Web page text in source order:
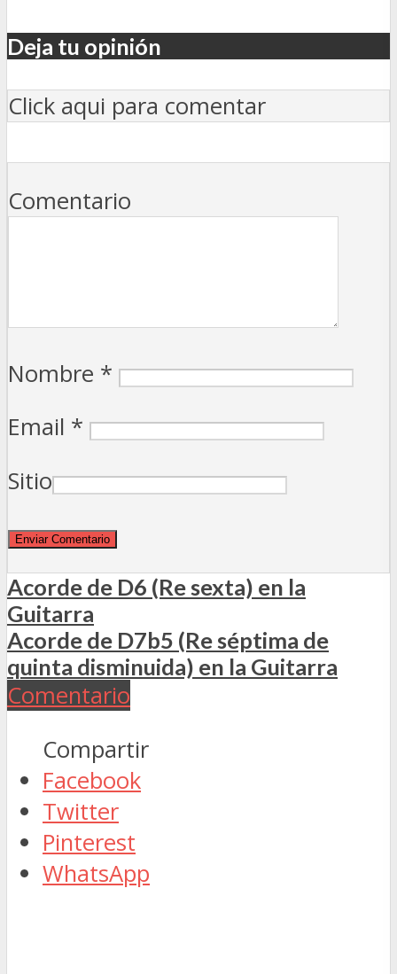
Deja tu opinión
Click aqui para comentar
Comentario
Nombre *
Email *
Sitio
Acorde de D6 (Re sexta) en la
Guitarra
Acorde de D7b5 (Re séptima de
quinta disminuida) en la Guitarra
Comentario
Compartir
Facebook
Twitter
Pinterest
WhatsApp